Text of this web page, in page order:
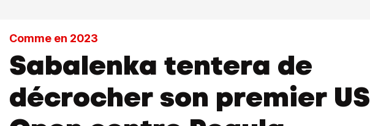
Comme en 2023
Sabalenka tentera de
décrocher son premier US